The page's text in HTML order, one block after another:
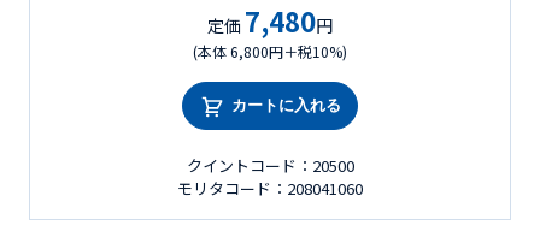
定価 7,480円
(本体 6,800円＋税10%)
カートに入れる
クイントコード：20500
モリタコード：208041060